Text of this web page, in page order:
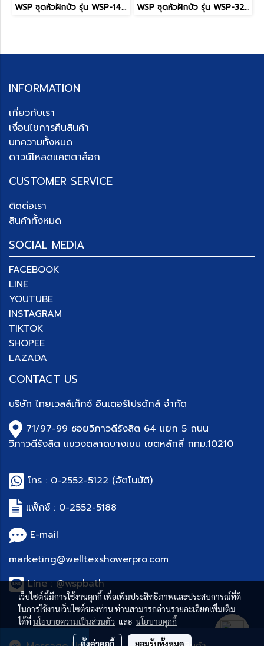
WSP ชุดหัวฝักบัว รุ่น WSP-147W WSP ชุดหัวฝักบัว รุ่น WSP-327C
INFORMATION
เกี่ยวกับเรา
เงื่อนไขการคืนสินค้า
บทความทั้งหมด
ดาวน์โหลดแคตตาล็อก
CUSTOMER SERVICE
ติดต่อเรา
สินค้าทั้งหมด
SOCIAL MEDIA
FACEBOOK
LINE
YOUTUBE
INSTAGRAM
TIKTOK
SHOPEE
LAZADA
CONTACT US
บริษัท ไทยเวลล์เท็กซ์ อินเตอร์โปรดักส์ จำกัด
71/97-99 ซอยวิภาวดีรังสิต 64 แยก 5 ถนน
วิภาวดีรังสิต แขวงตลาดบางเขน เขตหลักสี่ กทม.10210
โทร : 0-2552-5122 (อัตโนมัติ)
แฟ็กซ์ : 0-2552-5188
E-mail
marketing@welltexshowerpro.com
Line : @wspbath
เว็บไซต์นี้มีการใช้งานคุกกี้ เพื่อเพิ่มประสิทธิภาพและประสบการณ์ที่ดี
ในการใช้งานเว็บไซต์ของท่าน ท่านสามารถอ่านรายละเอียดเพิ่มเติม
ได้ที่นโยบายความเป็นส่วนตัว และ นโยบายคุกกี้
ตั้งค่าคุกกี้ ยอมรับทั้งหมด